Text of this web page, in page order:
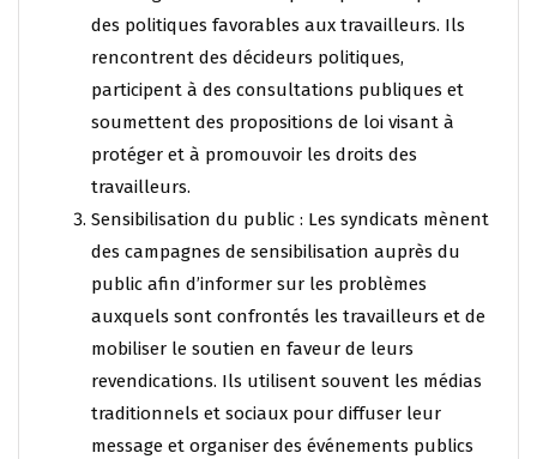
des politiques favorables aux travailleurs. Ils
rencontrent des décideurs politiques,
participent à des consultations publiques et
soumettent des propositions de loi visant à
protéger et à promouvoir les droits des
travailleurs.
Sensibilisation du public : Les syndicats mènent
des campagnes de sensibilisation auprès du
public afin d’informer sur les problèmes
auxquels sont confrontés les travailleurs et de
mobiliser le soutien en faveur de leurs
revendications. Ils utilisent souvent les médias
traditionnels et sociaux pour diffuser leur
message et organiser des événements publics